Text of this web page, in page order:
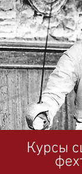
Курсы